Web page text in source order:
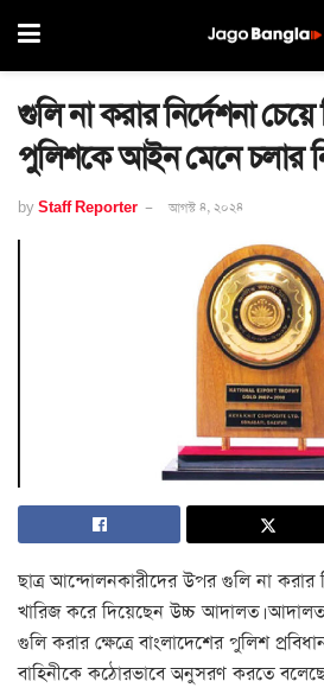
গুলি না করার নির্দেশনা
পুলিশকে আইন মেনে চলার
by Staff Reporter আগস্ট ৪, ২০২৪
ছাত্র আন্দোলনকারীদের উপর গুলি না করার
খারিজ করে দিয়েছেন উচ্চ আদালত।
গুলি করার ক্ষেত্রে বাংলাদেশের পুলিশ
বাহিনীকে কঠোরভাবে অনুসরণ করতে